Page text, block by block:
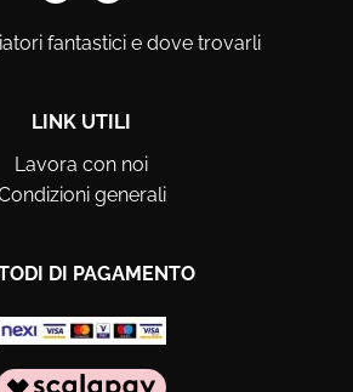
fantastici e dove trovarli
LINK UTILI
Lavora con noi
generali
DI PAGAMENTO